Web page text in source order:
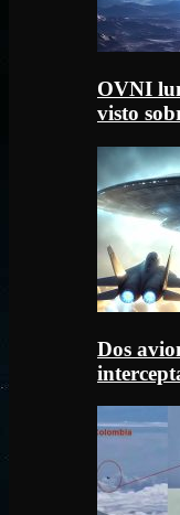
OVNI
visto
Dos